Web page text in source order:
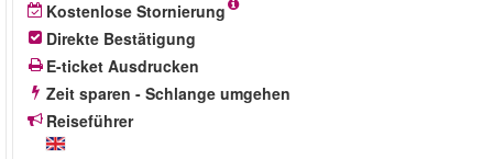
Kostenlose Stornierung
Direkte Bestätigung
E-ticket Ausdrucken
Zeit sparen - Schlange umgehen
Reiseführer